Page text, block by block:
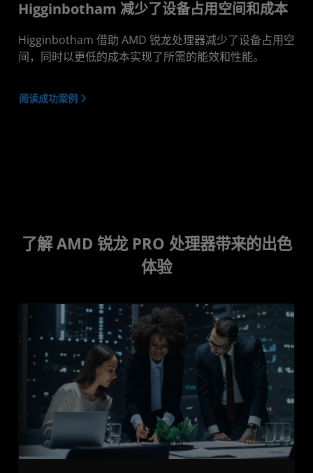
Higginbotham 减少了设备占用空间和成本
Higginbotham 借助 AMD 锐龙处理器减少了设备占用空
间，同时以更低的成本实现了所需的能效和性能。
阅读成功案例
了解 AMD 锐龙 PRO 处理器带来的出色
体验